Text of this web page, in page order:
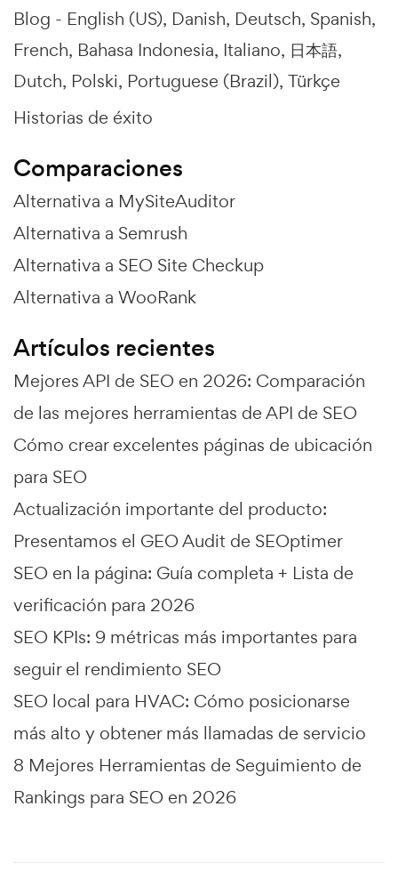
Blog - English (US) Danish Deutsch Spanish
French Bahasa Indonesia Italiano 日本語
Dutch Polski Portuguese (Brazil) Türkçe
Historias de éxito
Comparaciones
Alternativa a MySiteAuditor
Alternativa a Semrush
Alternativa a SEO Site Checkup
Alternativa a WooRank
Artículos recientes
Mejores API de SEO en 2026: Comparación
de las mejores herramientas de API de SEO
Cómo crear excelentes páginas de ubicación
para SEO
Actualización importante del producto:
Presentamos el GEO Audit de SEOptimer
SEO en la página: Guía completa + Lista de
verificación para 2026
SEO KPIs: 9 métricas más importantes para
seguir el rendimiento SEO
SEO local para HVAC: Cómo posicionarse
más alto y obtener más llamadas de servicio
8 Mejores Herramientas de Seguimiento de
Rankings para SEO en 2026